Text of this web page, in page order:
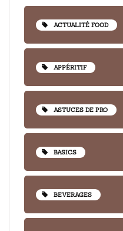
ACTUALITÉ FOOD
APPÉRITIF
ASTUCES DE PRO
BASICS
BEVERAGES